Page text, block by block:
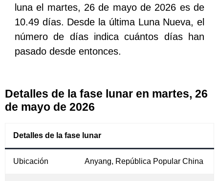
luna el martes, 26 de mayo de 2026 es de
10.49 días. Desde la última Luna Nueva, el
número de días indica cuántos días han
pasado desde entonces.
Detalles de la fase lunar en martes, 26
de mayo de 2026
Detalles de la fase lunar
Ubicación Anyang, República Popular China